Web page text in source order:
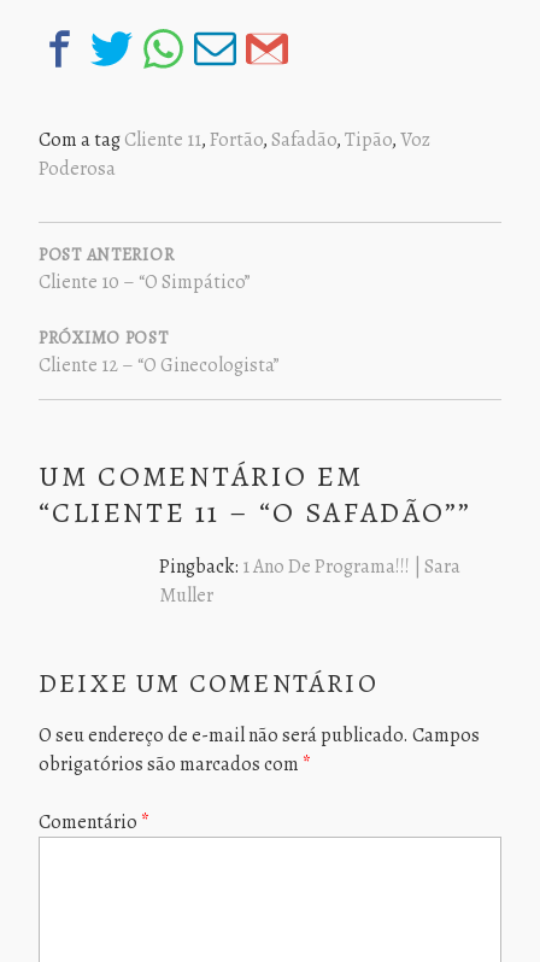
Com a tagCliente 11,Fortão,Safadão,Tipão,Voz
Poderosa
NAVEGAÇÃO
DE
POST
POST ANTERIOR
Cliente 10 – “O Simpático”
PRÓXIMO POST
Cliente 12 – “O Ginecologista”
UM COMENTÁRIO EM
“CLIENTE 11 – “O SAFADÃO””
Pingback: 1 Ano De Programa!!! | Sara
Muller
DEIXE UM COMENTÁRIO
O seu endereço de e-mail não será publicado. Campos
obrigatórios são marcados com *
Comentário *